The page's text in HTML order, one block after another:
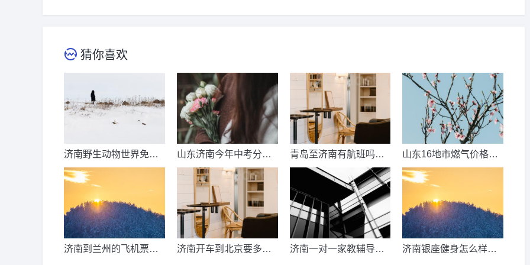
猜你喜欢
济南野生动物世界免票
时间？济南动物王国票
山东济南今年中考分数
线出来了吗？济南中考
总分多少？
青岛至济南有航班吗？
青岛到济南的高铁票多
钱？
山东16地市燃气价格明
细？2021山东天然气费
收费标准？
济南到兰州的飞机票价
济南开车到北京要多少
济南一对一家教辅导收
济南银座健身怎么样，